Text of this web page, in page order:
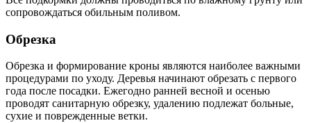
сопровождаться обильным поливом.
Обрезка
Обрезка и формирование кроны являются наиболее важными
процедурами по уходу. Деревья начинают обрезать с первого
года после посадки. Ежегодно ранней весной и осенью
проводят санитарную обрезку, удалению подлежат больные,
сухие и поврежденные ветки.